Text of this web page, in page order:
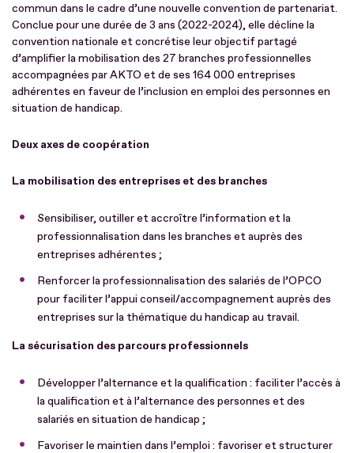
commun dans le cadre d’une nouvelle convention de partenariat.
Conclue pour une durée de 3 ans (2022-2024), elle décline la
convention nationale et concrétise leur objectif partagé
d’amplifier la mobilisation des 27 branches professionnelles
accompagnées par AKTO et de ses 164 000 entreprises
adhérentes en faveur de l’inclusion en emploi des personnes en
situation de handicap.
Deux axes de coopération
La mobilisation des entreprises et des branches
Sensibiliser, outiller et accroître l’information et la
professionnalisation dans les branches et auprès des
entreprises adhérentes ;
Renforcer la professionnalisation des salariés de l’OPCO
pour faciliter l’appui conseil/accompagnement auprès des
entreprises sur la thématique du handicap au travail.
La sécurisation des parcours professionnels
Développer l’alternance et la qualification : faciliter l’accès à
la qualification et à l’alternance des personnes et des
salariés en situation de handicap ;
Favoriser le maintien dans l’emploi : favoriser et structurer